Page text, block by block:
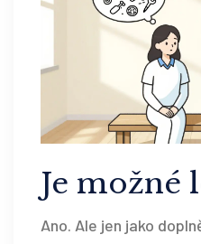
Je možné
Ano. Ale jen jako